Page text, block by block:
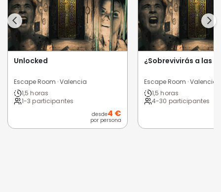
Unlocked
Escape Room · Valencia
1,5 horas
1-3 participantes
desde4 €
por persona
¿Sobrevivirás a las
Escape Room · Valencia
1,5 horas
4-30 participantes